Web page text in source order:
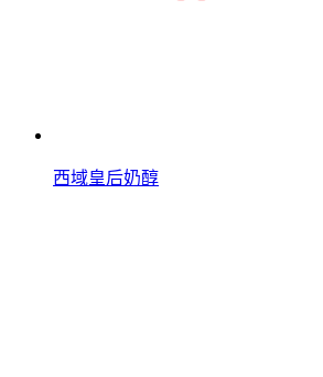
西域皇后奶醇